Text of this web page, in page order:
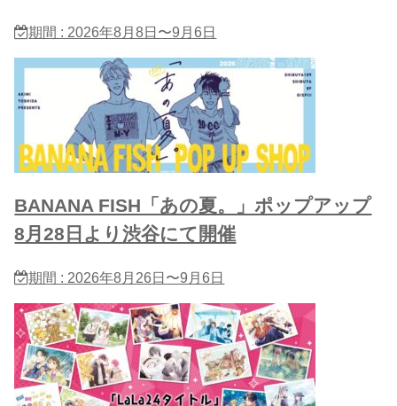
期間 : 2026年8月8日〜9月6日
BANANA FISH「あの夏。」ポップアップ
8月28日より渋谷にて開催
期間 : 2026年8月26日〜9月6日